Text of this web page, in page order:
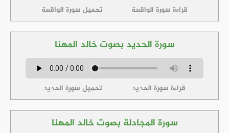
قراءة سورة الواقعة تحميل سورة الواقعة
سورة الحديد بصوت خالد المهنا
قراءة سورة الحديد تحميل سورة الحديد
سورة المجادلة بصوت خالد المهنا